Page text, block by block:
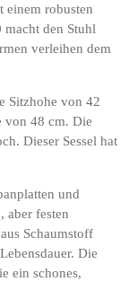
einem robusten
den Stuhl
verleihen dem
Sitzhohe von 42
von 48 cm. Die
Dieser Sessel hat
und
aber festen
Schaumstoff
Die
ein schones,